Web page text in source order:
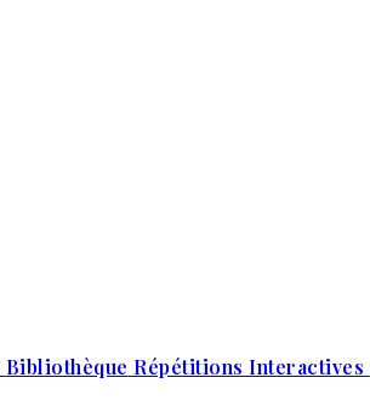
Bibliothèque Répétitions Interactives